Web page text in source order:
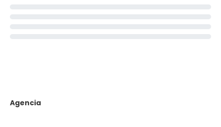
Agencia